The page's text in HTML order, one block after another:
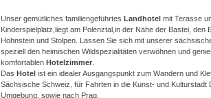
Unser gemütliches familiengeführtes Landhotelmit Terasse
Kinderspielplatz,liegt am Polenztal,in der Nähe der Bastei, den
Hohnstein und Stolpen. Lassen Sie sich mit unserer
speziell den heimischen Wildspezialitäten verwöhnen und
komfortablen Hotelzimmer.
Das Hotelist ein idealer Ausgangspunkt zum Wandern und
Sächsische Schweiz, für Fahrten in die Kunst- und Kulturstadt
Umgebung, sowie nach Prag.